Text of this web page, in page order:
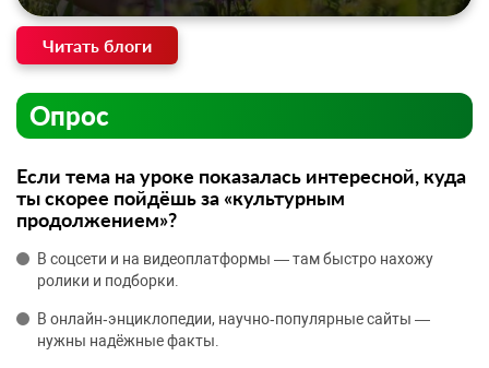
Читать блоги
Опрос
Если тема на уроке показалась интересной, куда
ты скорее пойдёшь за «культурным
продолжением»?
В соцсети и на видеоплатформы — там быстро нахожу
ролики и подборки.
В онлайн‑энциклопедии, научно‑популярные сайты —
нужны надёжные факты.